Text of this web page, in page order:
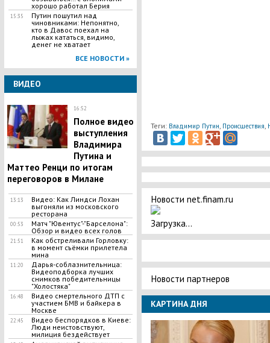
хорошо работал Берия
15:35
Путин пошутил над
чиновниками: Непонятно,
кто в Давос поехал на
лыжах кататься, видимо,
денег не хватает
ВСЕ НОВОСТИ »
ВИДЕО
16:52
Полное видео
выступления
Владимира
Путина и
Маттео Ренци по итогам
переговоров в Милане
13:13
Видео: Как Линдси Лохан
выгоняли из московского
ресторана
00:53
Матч "Ювентус"-"Барселона":
Обзор и видео всех голов
21:51
Как обстреливали Горловку:
в момент съёмки прилетела
мина
11:20
Дарья-соблазнительница:
Видеоподборка лучших
снимков победительницы
"Холостяка"
16:48
Видео смертельного ДТП с
участием БМВ и байкера в
Москве
22:45
Видео беспорядков в Киеве:
Люди неистовствуют,
милиция бездействует
Теги: Владимир Путин Происшествия
Новости net.finam.ru
Загрузка...
Новости партнеров
КАРТИНА ДНЯ